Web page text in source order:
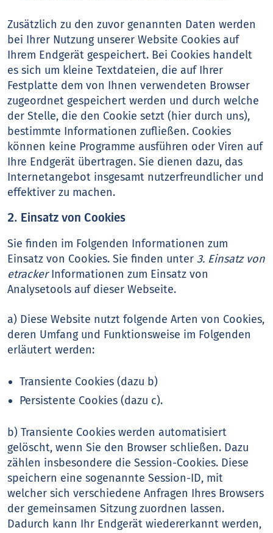
Zusätzlich zu den zuvor genannten Daten werden
bei Ihrer Nutzung unserer Website Cookies auf
Ihrem Endgerät gespeichert. Bei Cookies handelt
es sich um kleine Textdateien, die auf Ihrer
Festplatte dem von Ihnen verwendeten Browser
zugeordnet gespeichert werden und durch welche
der Stelle, die den Cookie setzt (hier durch uns),
bestimmte Informationen zufließen. Cookies
können keine Programme ausführen oder Viren auf
Ihre Endgerät übertragen. Sie dienen dazu, das
Internetangebot insgesamt nutzerfreundlicher und
effektiver zu machen.
2. Einsatz von Cookies
Sie finden im Folgenden Informationen zum
Einsatz von Cookies. Sie finden unter3. Einsatz von
etrackerInformationen zum Einsatz von
Analysetools auf dieser Webseite.
a) Diese Website nutzt folgende Arten von Cookies,
deren Umfang und Funktionsweise im Folgenden
erläutert werden:
Transiente Cookies (dazu b)
Persistente Cookies (dazu c).
b) Transiente Cookies werden automatisiert
gelöscht, wenn Sie den Browser schließen. Dazu
zählen insbesondere die Session-Cookies. Diese
speichern eine sogenannte Session-ID, mit
welcher sich verschiedene Anfragen Ihres Browsers
der gemeinsamen Sitzung zuordnen lassen.
Dadurch kann Ihr Endgerät wiedererkannt werden,